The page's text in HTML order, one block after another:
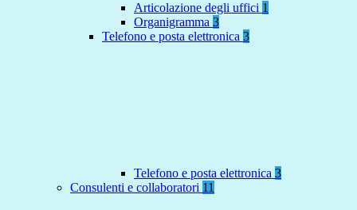
Articolazione degli uffici 1
Organigramma 3
Telefono e posta elettronica 3
Telefono e posta elettronica 3
Consulenti e collaboratori 11